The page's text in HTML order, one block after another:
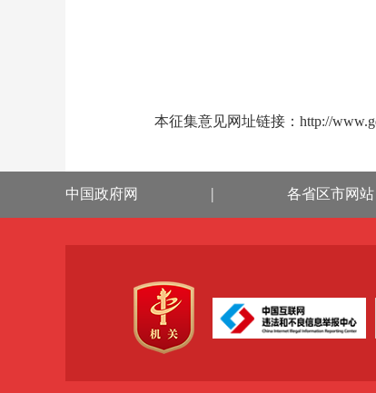
本征集意见网址链接： http://
中国政府网 | 各省区市网站